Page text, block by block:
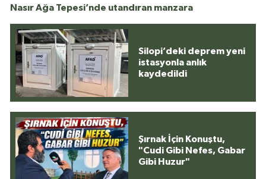
Nasır Ağa Tepesi’nde utandıran manzara
Silopi’deki deprem yeni
istasyonla anlık
kaydedildi
Şırnak İçin Konuştu,
"Cudi Gibi Nefes, Gabar
Gibi Huzur"